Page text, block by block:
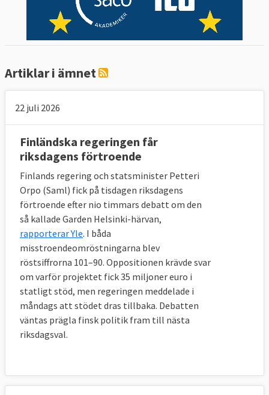
Artiklar i ämnet
22 juli 2026
Finländska regeringen får
riksdagens förtroende
Finlands regering och statsminister Petteri
Orpo (Saml) fick på tisdagen riksdagens
förtroende efter nio timmars debatt om den
så kallade Garden Helsinki-härvan,
rapporterar Yle. I båda
misstroendeomröstningarna blev
röstsiffrorna 101–90. Oppositionen krävde svar
om varför projektet fick 35 miljoner euro i
statligt stöd, men regeringen meddelade i
måndags att stödet dras tillbaka. Debatten
väntas prägla finsk politik fram till nästa
riksdagsval.